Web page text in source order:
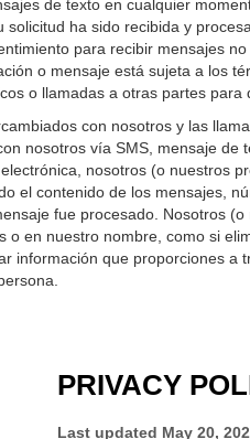
de texto en cualquier
solicitud ha sido recibida y
para recibir mensajes
o mensaje está sujeta a los
o llamadas a otras partes
con nosotros y las
nosotros vía SMS, mensaje
nosotros (o nuestros
el contenido de los mensajes,
fue procesado. Nosotros
o en nuestro nombre, como si
información que proporciones a